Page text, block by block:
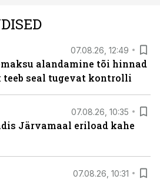
07.08.26, 12:49
alandamine tõi hinnad
seal tugevat kontrolli
07.08.26, 10:35
Järvamaal eriload kahe
07.08.26, 10:31